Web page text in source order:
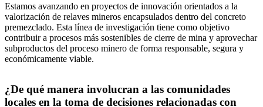
Estamos avanzando en proyectos de innovación orientados a la
valorización de relaves mineros encapsulados dentro del concreto
premezclado. Esta línea de investigación tiene como objetivo
contribuir a procesos más sostenibles de cierre de mina y aprovechar
subproductos del proceso minero de forma responsable, segura y
económicamente viable.
¿De qué manera involucran a las comunidades
locales en la toma de decisiones relacionadas con